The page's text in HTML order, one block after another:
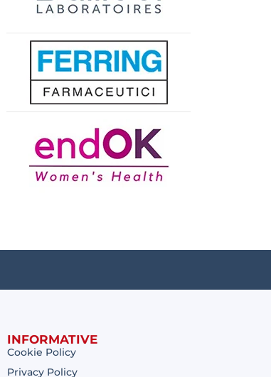
INFORMATIVE
Cookie Policy
Privacy Policy